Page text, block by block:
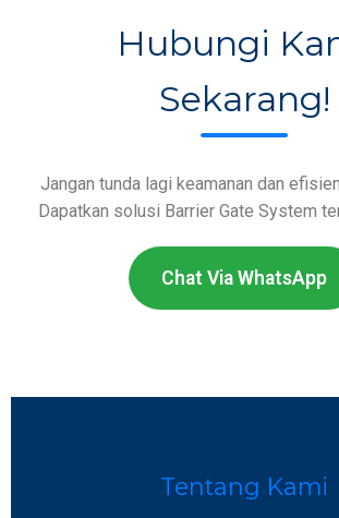
Hubungi
Sekarang!
Jangan tunda lagi keamanan dan
Dapatkan solusi Barrier Gate System
Chat Via WhatsApp
Tentang Kami